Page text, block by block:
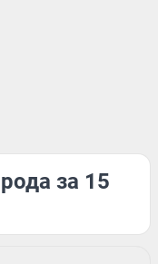
за 15